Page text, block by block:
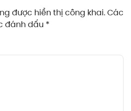
được hiển thị công khai. Các
đánh dấu *